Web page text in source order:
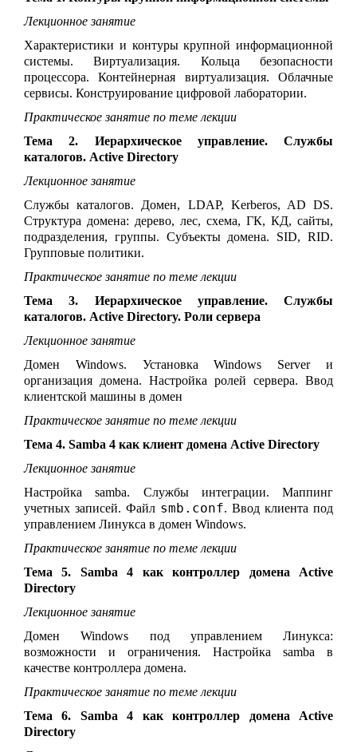
Лекционное занятие
Характеристики и контуры крупной информационной
системы. Виртуализация. Кольца безопасности
процессора. Контейнерная виртуализация. Облачные
сервисы. Конструирование цифровой лаборатории.
Практическое занятие по теме лекции
Тема 2. Иерархическое управление. Службы
каталогов. Active Directory
Лекционное занятие
Службы каталогов. Домен, LDAP, Kerberos, AD DS.
Структура домена: дерево, лес, схема, ГК, КД, сайты,
подразделения, группы. Субъекты домена. SID, RID.
Групповые политики.
Практическое занятие по теме лекции
Тема 3. Иерархическое управление. Службы
каталогов. Active Directory. Роли сервера
Лекционное занятие
Домен
Windows. Установка Windows Server и
организация домена. Настройка ролей сервера. Ввод
клиентской машины в домен
Практическое занятие по теме лекции
Тема 4. Samba 4 как клиент домена Active Directory
Лекционное занятие
Настройка samba. Службы интеграции. Маппинг
учетных записей. Файл smb.conf. Ввод клиента под
управлением Линукса в домен Windows.
Практическое занятие по теме лекции
Тема 5. Samba 4 как контроллер домена Active
Directory
Лекционное занятие
Домен Windows под управлением Линукса:
возможности и ограничения. Настройка samba в
качестве контроллера домена.
Практическое занятие по теме лекции
Тема 6. Samba 4 как контроллер домена Active
Directory